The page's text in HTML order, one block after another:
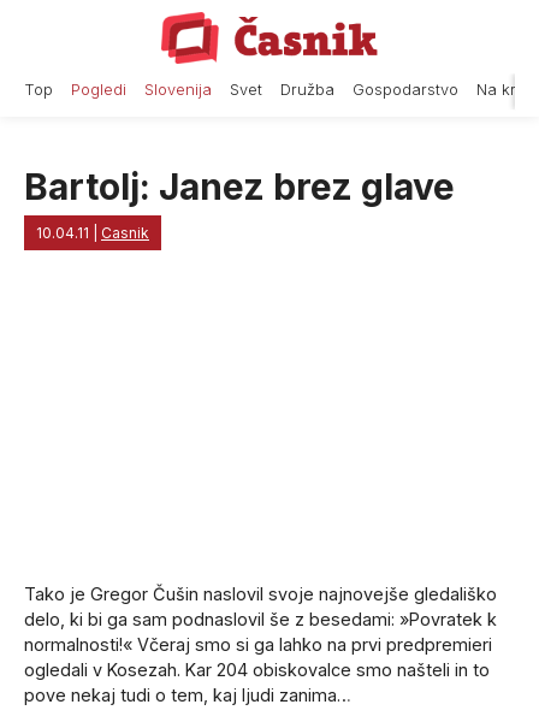
Top Pogledi Slovenija Svet Družba Gospodarstvo Na
Bartolj: Janez brez glave
10.04.11 Casnik
Tako je Gregor Čušin naslovil svoje najnovejše gledališko
delo, ki bi ga sam podnaslovil še z besedami: »Povratek k
normalnosti!« Včeraj smo si ga lahko na prvi predpremieri
ogledali v Kosezah. Kar 204 obiskovalce smo našteli in to
pove nekaj tudi o tem, kaj ljudi zanima…